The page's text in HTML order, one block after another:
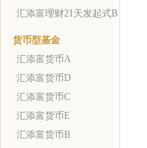
汇添富理财21天发起式B
货币型基金
汇添富货币A
汇添富货币D
汇添富货币C
汇添富货币E
汇添富货币B